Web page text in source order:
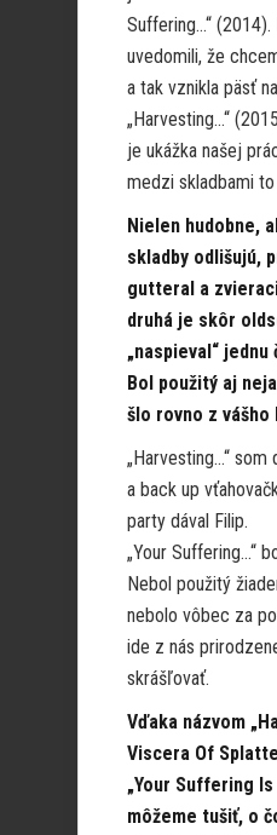
Suffering…“
uvedomili, že
a tak vznikla päsť
„Harvesting…“
je ukážka našej
medzi skladbami
Nielen hudobne,
skladby odlišujú,
gutteral a
druhá je skôr
„naspieval“
Bol použitý aj
šlo rovno z vášho
„Harvesting…“ som
a back up
party dával Filip.
„Your Suffering…“
Nebol použitý
nebolo vôbec za
ide z nás
skrášľovať.
Vďaka názvom
Viscera Of
„Your Suffering
môžeme tušiť, o